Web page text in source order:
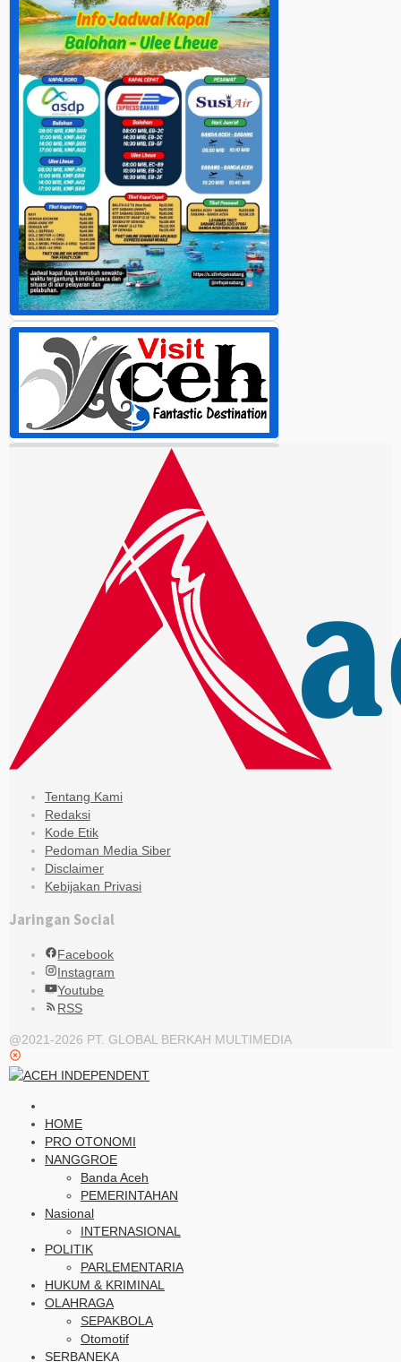
Tentang Kami
Redaksi
Kode Etik
Pedoman Media Siber
Disclaimer
Kebijakan Privasi
Jaringan Social
Facebook
Instagram
Youtube
RSS
@2021-2026 PT. GLOBAL BERKAH MULTIMEDIA
HOME
PRO OTONOMI
NANGGROE
Banda Aceh
PEMERINTAHAN
Nasional
INTERNASIONAL
POLITIK
PARLEMENTARIA
HUKUM & KRIMINAL
OLAHRAGA
SEPAKBOLA
Otomotif
SERBANEKA